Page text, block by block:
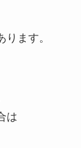
ます。
は